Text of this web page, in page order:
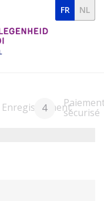
FR NL
Enregistrement
4 sécurisé